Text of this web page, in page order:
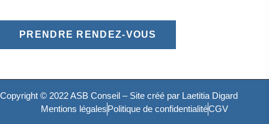
PRENDRE RENDEZ-VOUS
Copyright © 2022 ASB Conseil – Site créé par Laetitia Digard
Mentions légalesPolitique de confidentialitéCGV